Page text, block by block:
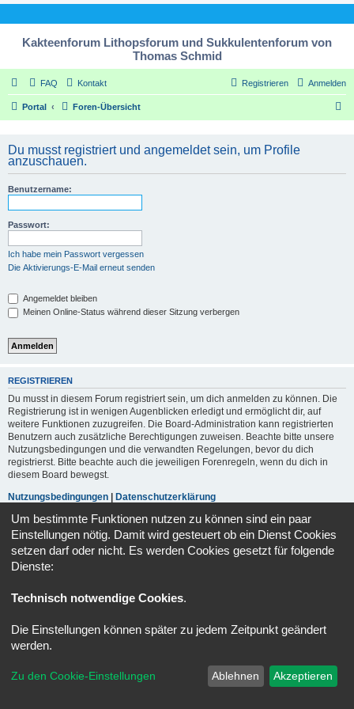
Kakteenforum Lithopsforum und Sukkulentenforum von
Thomas Schmid
FAQ Kontakt Anmelden
Registrieren
Portal Foren-Übersicht
Du musst registriert und angemeldet sein, um Profile
anzuschauen.
Benutzername:
Passwort:
Ich habe mein Passwort vergessen
Die Aktivierungs-E-Mail erneut senden
Angemeldet bleiben
Meinen Online-Status während dieser Sitzung verbergen
REGISTRIEREN
Du musst in diesem Forum registriert sein, um dich anmelden zu können. Die
Registrierung ist in wenigen Augenblicken erledigt und ermöglicht dir, auf
weitere Funktionen zuzugreifen. Die Board-Administration kann registrierten
Benutzern auch zusätzliche Berechtigungen zuweisen. Beachte bitte unsere
Nutzungsbedingungen und die verwandten Regelungen, bevor du dich
registrierst. Bitte beachte auch die jeweiligen Forenregeln, wenn du dich in
diesem Board bewegst.
Nutzungsbedingungen
Datenschutzerklärung
Registrieren
Powered byphpBB ® Forum Software © phpBB Limited
Datenschutz|Nutzungsbedingungen
Um bestimmte Funktionen nutzen zu können sind ein paar
Einstellungen nötig. Damit wird gesteuert ob ein Dienst Cookies
setzen darf oder nicht. Es werden Cookies gesetzt für folgende
Dienste:
Technisch notwendige Cookies.
Die Einstellungen können später zu jedem Zeitpunkt geändert
werden.
Zu den Cookie-Einstellungen Ablehnen Akzeptieren